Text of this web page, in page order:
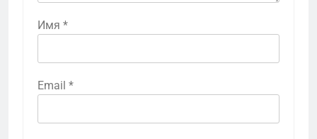
Имя *
Email *